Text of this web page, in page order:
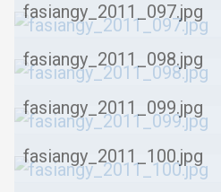
fasiangy_2011_097.jpg
fasiangy_2011_098.jpg
fasiangy_2011_099.jpg
fasiangy_2011_100.jpg